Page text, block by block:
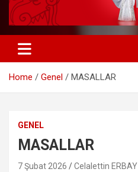
Home Genel MASALLAR
GENEL
MASALLAR
7 Şubat 2026 Celalettin ERBAY